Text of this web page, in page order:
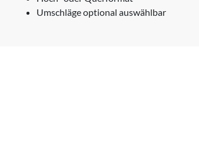
Umschläge optional auswählbar